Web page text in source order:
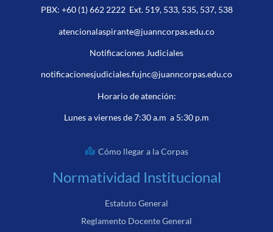
PBX: +60 (1) 662 2222Ext. 519, 533, 535, 537, 538
atencionalaspirante@juanncorpas.edu.co
Notificaciones Judiciales
notificacionesjudiciales.fujnc@juanncorpas.edu.co
Horario de atención:
Lunes a viernes de 7:30 a.m a 5:30 p.m
Cómo llegar a la Corpas
Normatividad Institucional
Estatuto General
Reglamento Docente General